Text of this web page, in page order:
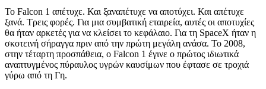
Το Falcon 1 απέτυχε. Και ξαναπέτυχε να αποτύχει. Και απέτυχε
ξανά. Τρεις φορές. Για μια συμβατική εταιρεία, αυτές οι αποτυχίες
θα ήταν αρκετές για να κλείσει το κεφάλαιο. Για τη SpaceX ήταν η
σκοτεινή σήραγγα πριν από την πρώτη μεγάλη ανάσα. Το 2008,
στην τέταρτη προσπάθεια, ο Falcon 1 έγινε ο πρώτος ιδιωτικά
αναπτυγμένος πύραυλος υγρών καυσίμων που έφτασε σε τροχιά
γύρω από τη Γη.